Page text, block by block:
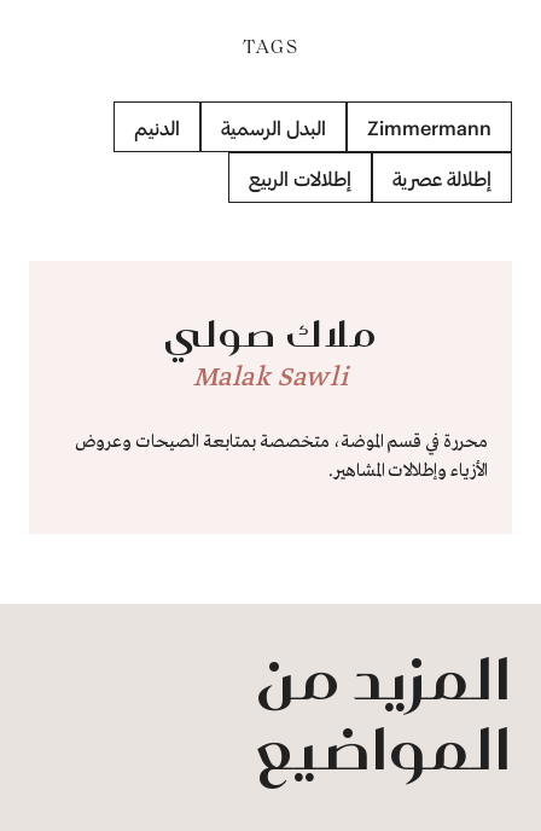
TAGS
Zimmermann البدل الرسمية الدنيم
إطلالة عصرية إطلالات الربيع
ملاك صولي
Malak Sawli
محررة في قسم الموضة، متخصصة بمتابعة الصيحات وعروض
الأزياء وإطلالات المشاهير.
المزيد من
المواضيع